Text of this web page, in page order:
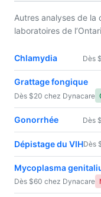
Autres analyses de
laboratoires de
Chlamydia Dès
Grattage fongique
Dès $20 chez Dynacare
Gonorrhée Dès
Dépistage du VIHDès
Mycoplasma
Dès $60 chez Dynacare